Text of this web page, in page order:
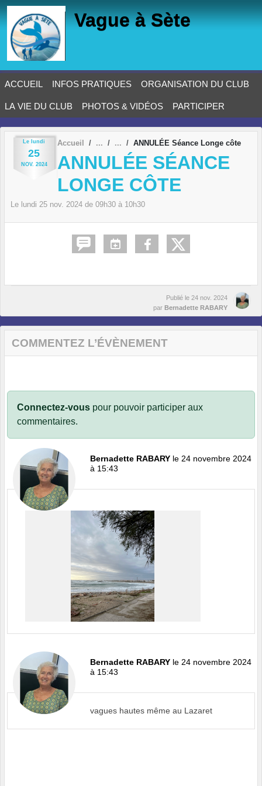
Vague à Sète
ACCUEIL INFOS PRATIQUES ORGANISATION DU CLUB
LA VIE DU CLUB PHOTOS & VIDÉOS PARTICIPER
Le lundi
25
NOV. 2024
Accueil ANNULÉE Séance Longe côte
ANNULÉE SÉANCE
LONGE CÔTE
Le lundi 25 nov. 2024 de 09h30 à 10h30
Publié le 24 nov. 2024
par Bernadette RABARY
COMMENTEZ L’ÉVÈNEMENT
Connectez-vous pour pouvoir participer aux
commentaires.
Bernadette RABARY le 24 novembre 2024
à 15:43
Bernadette RABARY le 24 novembre 2024
à 15:43
vagues hautes même au Lazaret
Panneau de gestion des cookies